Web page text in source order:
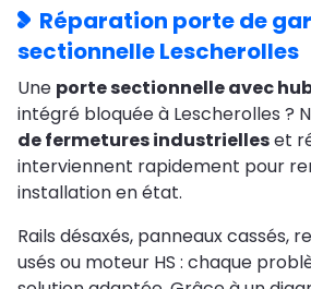
Réparation porte de
sectionnelle Lescherolles
Une porte sectionnelle avec
intégré bloquée à Lescherolles ?
de fermetures industrielleset
interviennent rapidement pour
installation en état.
Rails désaxés, panneaux cassés,
usés ou moteur HS : chaque